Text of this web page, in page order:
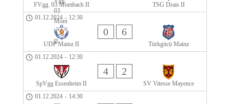
FVgg. 03 Mombach II
TSG Drais II
01.12.2024 - 12:30
UDP Mainz II
0 6
Türkgücü Mainz
01.12.2024 - 12:30
SpVgg Essenheim II
4 2
SV Vitesse Mayence
01.12.2024 - 14:30